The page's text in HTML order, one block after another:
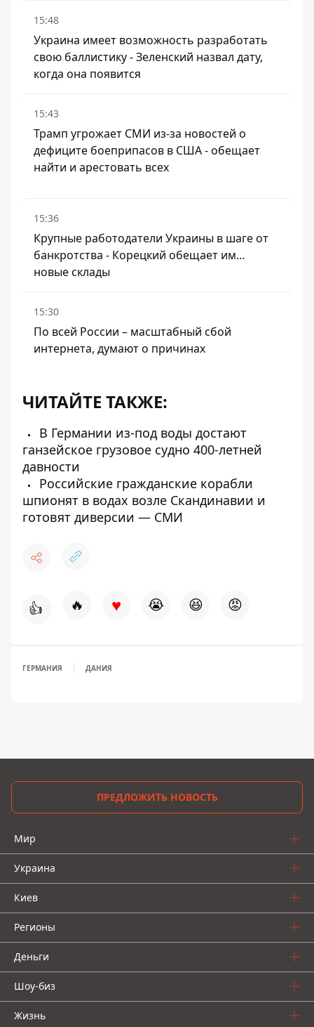
15:48
Украина имеет возможность разработать
свою баллистику - Зеленский назвал дату,
когда она появится
15:43
Трамп угрожает СМИ из-за новостей о
дефиците боеприпасов в США - обещает
найти и арестовать всех
15:36
Крупные работодатели Украины в шаге от
банкротства - Корецкий обещает им…
новые склады
15:30
По всей России – масштабный сбой
интернета, думают о причинах
ЧИТАЙТЕ ТАКЖЕ:
В Германии из-под воды достают
ганзейское грузовое судно 400-летней
давности
Российские гражданские корабли
шпионят в водах возле Скандинавии и
готовят диверсии — СМИ
👍 🔥 ♥ 😭 😆 😡
ГЕРМАНИЯ ДАНИЯ
ПРЕДЛОЖИТЬ НОВОСТЬ
Мир
Украина
Киев
Регионы
Деньги
Шоу-биз
Жизнь